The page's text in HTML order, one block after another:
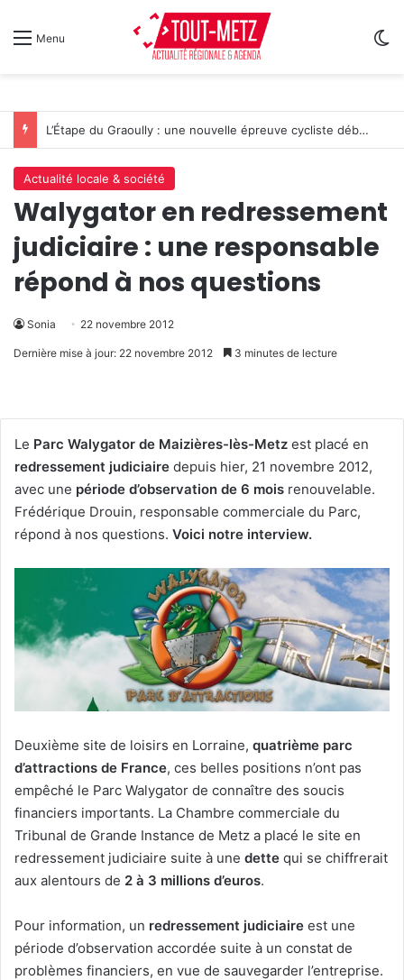
Menu
L’Étape du Graoully : une nouvelle épreuve cycliste débarque à Metz
Actualité locale & société
Walygator en redressement
judiciaire : une responsable
répond à nos questions
Sonia 22 novembre 2012
Dernière mise à jour: 22 novembre 2012 3 minutes de lecture
Le Parc Walygator de Maizières-lès-Metz est placé en
redressement judiciaire depuis hier, 21 novembre 2012,
avec une période d’observation de 6 mois renouvelable.
Frédérique Drouin, responsable commerciale du Parc,
répond à nos questions. Voici notre interview.
Deuxième site de loisirs en Lorraine, quatrième parc
d’attractions de France, ces belles positions n’ont pas
empêché le Parc Walygator de connaître des soucis
financiers importants. La Chambre commerciale du
Tribunal de Grande Instance de Metz a placé le site en
redressement judiciaire suite à une dette qui se chiffrerait
aux alentours de 2 à 3 millions d’euros.
Pour information, un redressement judiciaire est une
période d’observation accordée suite à un constat de
problèmes financiers, en vue de sauvegarder l’entreprise.